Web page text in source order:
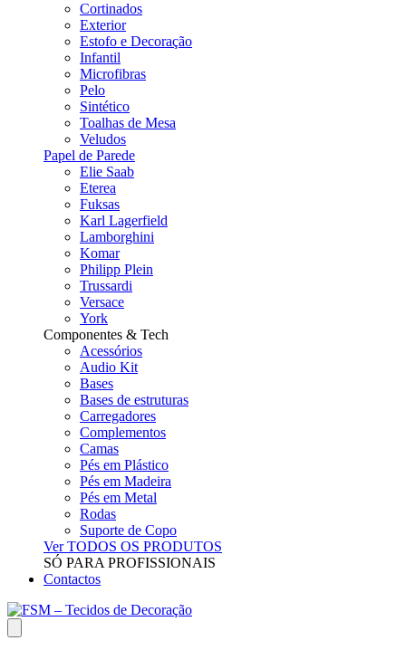
Cortinados
Exterior
Estofo e Decoração
Infantil
Microfibras
Pelo
Sintético
Toalhas de Mesa
Veludos
Papel de Parede
Elie Saab
Eterea
Fuksas
Karl Lagerfield
Lamborghini
Komar
Philipp Plein
Trussardi
Versace
York
Componentes & Tech
Acessórios
Audio Kit
Bases
Bases de estruturas
Carregadores
Complementos
Camas
Pés em Plástico
Pés em Madeira
Pés em Metal
Rodas
Suporte de Copo
Ver TODOS OS PRODUTOS
SÓ PARA PROFISSIONAIS
Contactos